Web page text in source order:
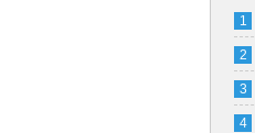
1
2
3
4